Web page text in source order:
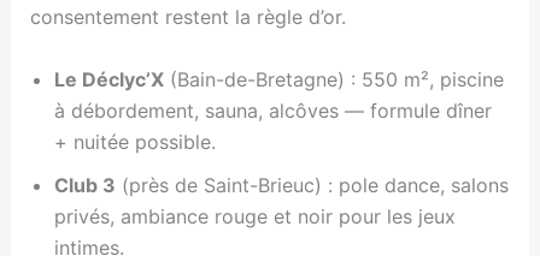
consentement restent la règle d’or.
Le Déclyc’X(Bain-de-Bretagne) : 550 m², piscine
à débordement, sauna, alcôves — formule dîner
+ nuitée possible.
Club 3 (près de Saint-Brieuc) : pole dance, salons
privés, ambiance rouge et noir pour les jeux
intimes.